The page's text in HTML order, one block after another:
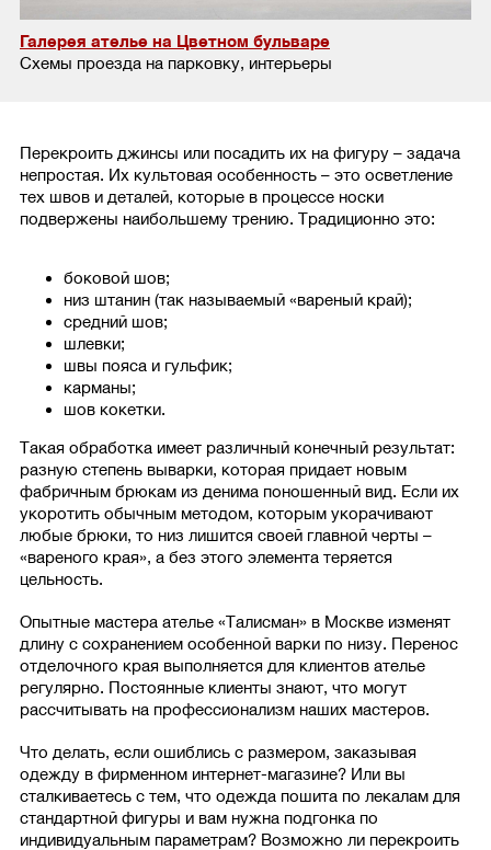
Галерея ателье на Цветном бульваре
Схемы проезда на парковку, интерьеры
Перекроить джинсы или посадить их на фигуру – задача
непростая. Их культовая особенность – это осветление
тех швов и деталей, которые в процессе носки
подвержены наибольшему трению. Традиционно это:
боковой шов;
низ штанин (так называемый «вареный край);
средний шов;
шлевки;
швы пояса и гульфик;
карманы;
шов кокетки.
Такая обработка имеет различный конечный результат:
разную степень выварки, которая придает новым
фабричным брюкам из денима поношенный вид. Если их
укоротить обычным методом, которым укорачивают
любые брюки, то низ лишится своей главной черты –
«вареного края», а без этого элемента теряется
цельность.
Опытные мастера ателье «Талисман» в Москве изменят
длину с сохранением особенной варки по низу. Перенос
отделочного края выполняется для клиентов ателье
регулярно. Постоянные клиенты знают, что могут
рассчитывать на профессионализм наших мастеров.
Что делать, если ошиблись с размером, заказывая
одежду в фирменном интернет-магазине? Или вы
сталкиваетесь с тем, что одежда пошита по лекалам для
стандартной фигуры и вам нужна подгонка по
индивидуальным параметрам? Возможно ли перекроить